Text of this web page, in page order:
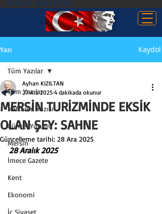
AYHAN KIZILTAN
Yazı Kaydol
Tüm Yazılar
Haftanın Yazısı
Güncel Yorum
Mersin
İmece Gazete
Kent
Ekonomi
İç Siyaset
Tüm Yazılar
MERSİN TURİZMİNDE EKSİK
OLAN ŞEY: SAHNE
Ayhan KIZILTAN
27 Ara 2025 4 dakikada okunur
Güncelleme tarihi: 28 Ara 2025
28 Aralık 2025